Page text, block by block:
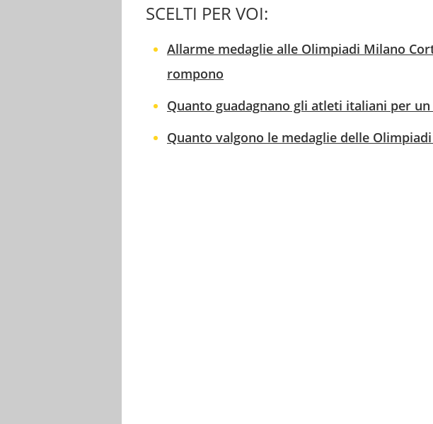
SCELTI PER VOI:
Allarme medaglie alle Olimpiadi Milano
rompono
Quanto guadagnano gli atleti italiani per
Quanto valgono le medaglie delle